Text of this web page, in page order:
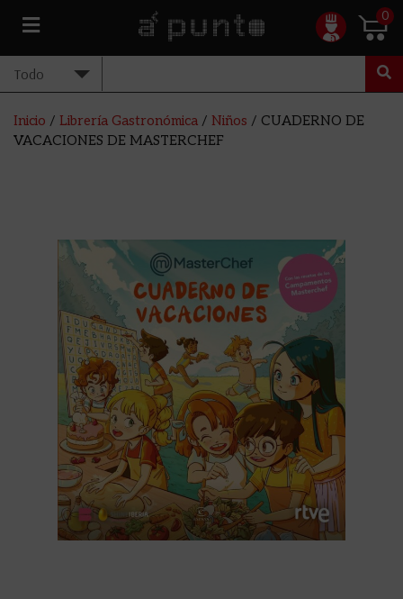
0
Inicio / Librería Gastronómica / Niños / CUADERNO DE
VACACIONES DE MASTERCHEF